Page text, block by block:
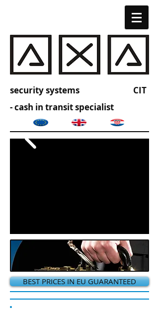
security systems CIT
- cash in transit specialist
BEST PRICES IN EU GUARANTEED